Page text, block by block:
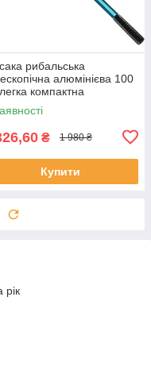
рибальська
алюмінієва 100
компактна
₴ 1 980 ₴
Купити
рік